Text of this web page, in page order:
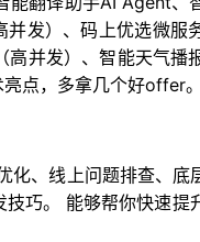
发）、码上优选微服
并发）、智能天气播
点，多拿几个好offer。
化、线上问题排查、底
巧。 能够帮你快速提